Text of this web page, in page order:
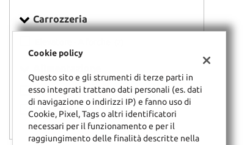
Carrozzeria
Benzina (1)
Diesel (1)
Cookie policy
Questo sito e gli strumenti di terze parti in
esso integrati trattano dati personali (es. dati
di navigazione o indirizzi IP) e fanno uso di
Cookie, Pixel, Tags o altri identificatori
necessari per il funzionamento e per il
raggiungimento delle finalità descritte nella
Cookie delle preferenze
Cookie per il miglioramento dell'esperienza utente